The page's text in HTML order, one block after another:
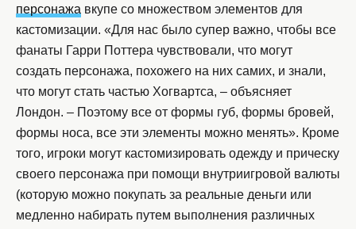
персонажа вкупе со множеством элементов для
кастомизации. «Для нас было супер важно, чтобы все
фанаты Гарри Поттера чувствовали, что могут
создать персонажа, похожего на них самих, и знали,
что могут стать частью Хогвартса, – объясняет
Лондон. – Поэтому все от формы губ, формы бровей,
формы носа, все эти элементы можно менять». Кроме
того, игроки могут кастомизировать одежду и прическу
своего персонажа при помощи внутриигровой валюты
(которую можно покупать за реальные деньги или
медленно набирать путем выполнения различных